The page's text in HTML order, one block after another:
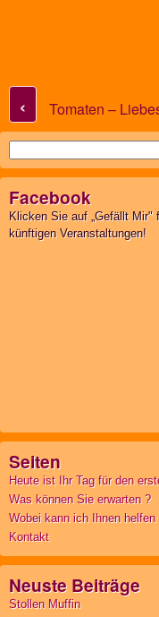
‹ Tomaten –
Facebook
Klicken Sie auf „Gefällt
künftigen Veranstaltungen!
Seiten
Heute ist Ihr Tag für den
Was können Sie erwarten ?
Wobei kann ich Ihnen helfen
Kontakt
Neuste Beiträge
Stollen Muffin